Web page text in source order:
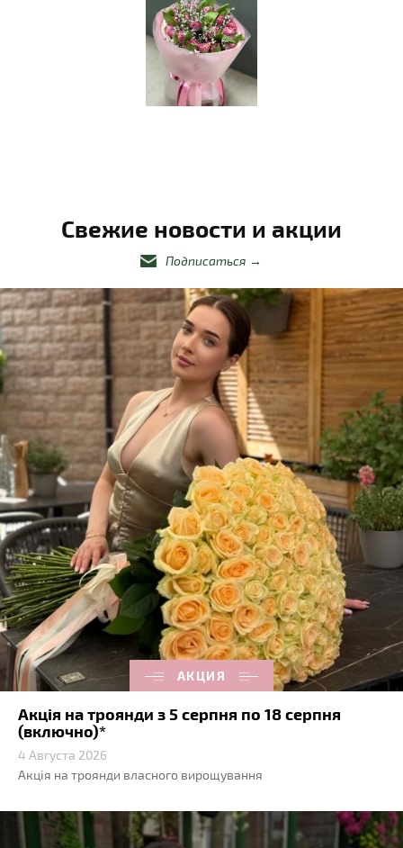
Свежие новости и акции
Подписаться →
АКЦИЯ
Акція на троянди з 5 серпня по 18 серпня
(включно)*
4 Августа 2026
Акція на троянди власного вирощування